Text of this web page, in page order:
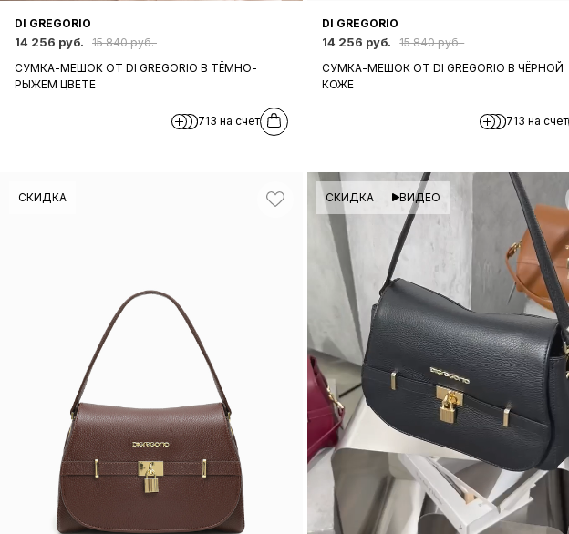
DI GREGORIO
14 256 руб.
15 840 руб.
СУМКА-МЕШОК ОТ DI GREGORIO В ТЁМНО-
РЫЖЕМ ЦВЕТЕ
713 на счет
DI GREGORIO
14 256 руб.
15 840 руб.
СУМКА-МЕШОК ОТ DI GREGORIO В ЧЁРНОЙ
КОЖЕ
713 на счет
СКИДКА СКИДКА ВИДЕО